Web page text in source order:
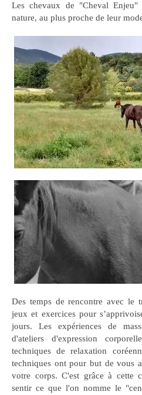
Les chevaux de "Cheval
nature, au plus proche de leur
Des temps de rencontre avec le
jeux et exercices pour
jours. Les expériences de
d'ateliers d'expression
techniques de relaxation
techniques ont pour but de vous
votre corps. C'est grâce à cette
sentir ce que l'on nomme le